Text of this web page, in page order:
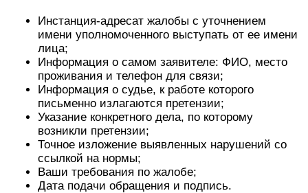
Инстанция-адресат жалобы с уточнением
имени уполномоченного выступать от ее имени
лица;
Информация о самом заявителе: ФИО, место
проживания и телефон для связи;
Информация о судье, к работе которого
письменно излагаются претензии;
Указание конкретного дела, по которому
возникли претензии;
Точное изложение выявленных нарушений со
ссылкой на нормы;
Ваши требования по жалобе;
Дата подачи обращения и подпись.